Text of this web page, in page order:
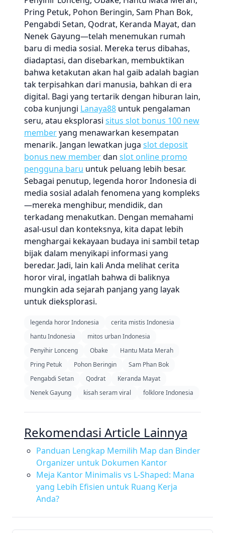
Pring Petuk, Pohon Beringin, Sam Phan Bok,
Pengabdi Setan, Qodrat, Keranda Mayat, dan
Nenek Gayung—telah menemukan rumah
baru di media sosial. Mereka terus dibahas,
diadaptasi, dan disebarkan, membuktikan
bahwa ketakutan akan hal gaib adalah bagian
tak terpisahkan dari manusia, bahkan di era
digital. Bagi yang tertarik dengan hiburan lain,
coba kunjungi Lanaya88 untuk pengalaman
seru, atau eksplorasi situs slot bonus 100 new
memberyang menawarkan kesempatan
menarik. Jangan lewatkan juga slot deposit
bonus new memberdan slot online promo
pengguna baru untuk peluang lebih besar.
Sebagai penutup, legenda horor Indonesia di
media sosial adalah fenomena yang kompleks
—mereka menghibur, mendidik, dan
terkadang menakutkan. Dengan memahami
asal-usul dan konteksnya, kita dapat lebih
menghargai kekayaan budaya ini sambil tetap
bijak dalam menyikapi informasi yang
beredar. Jadi, lain kali Anda melihat cerita
horor viral, ingatlah bahwa di baliknya
mungkin ada sejarah panjang yang layak
untuk dieksplorasi.
legenda horor Indonesia
cerita mistis Indonesia
hantu Indonesia
mitos urban Indonesia
Penyihir Lonceng
Obake
Hantu Mata Merah
Pring Petuk
Pohon Beringin
Sam Phan Bok
Pengabdi Setan
Qodrat
Keranda Mayat
Nenek Gayung
kisah seram viral folklore Indonesia
Rekomendasi Article Lainnya
Panduan Lengkap Memilih Map dan Binder
Organizer untuk Dokumen Kantor
Meja Kantor Minimalis vs L-Shaped: Mana
yang Lebih Efisien untuk Ruang Kerja
Anda?